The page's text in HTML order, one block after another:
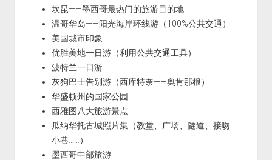
坎昆——墨西哥最热门的旅游目的地
温哥华岛——阳光海岸环线游（100%公共交通）
美国城市印象
优胜美地一日游（利用公共交通工具）
波特兰一日游
灰狗巴士告别游（西库特奈——奥肯那根）
华盛顿州的国家公园
西雅图八大旅游景点
瓜纳华托古城照片集（教堂、广场、隧道、接吻
小巷……）
墨西哥中部旅游